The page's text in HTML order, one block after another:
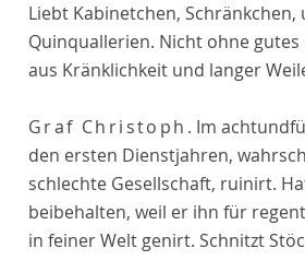
Liebt Kabinetchen,
Quinquallerien. Nicht ohne gutes
aus Kränklichkeit und langer
Graf Christoph . Im
den ersten Dienstjahren,
schlechte Gesellschaft, ruinirt.
beibehalten, weil er ihn für
in feiner Welt genirt. Schnitzt